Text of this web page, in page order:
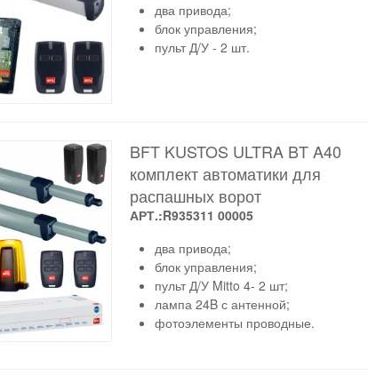
два привода;
блок управления;
пульт Д/У - 2 шт.
BFT KUSTOS ULTRA BT A40
комплект автоматики для
распашных ворот
АРТ.:R935311 00005
два привода;
блок управления;
пульт Д/У Mitto 4- 2 шт;
лампа 24B с антенной;
фотоэлементы проводные.